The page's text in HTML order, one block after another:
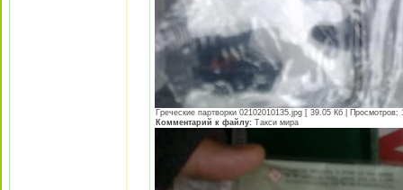
Греческие партворки 02102010135.jpg [ 39.05 Кб | Просмотров:
Комментарий к файлу: Такси мира